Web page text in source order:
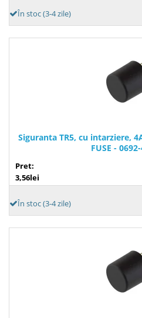
În stoc (3-4 zile)
Siguranta TR5, cu intarziere,
FUSE -
Pret:
3,56lei
În stoc (3-4 zile)